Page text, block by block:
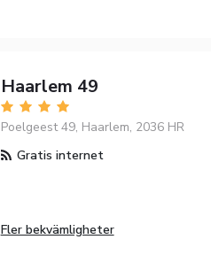
Haarlem 49
Poelgeest 49, Haarlem, 2036 HR
Gratis internet
Fler bekvämligheter